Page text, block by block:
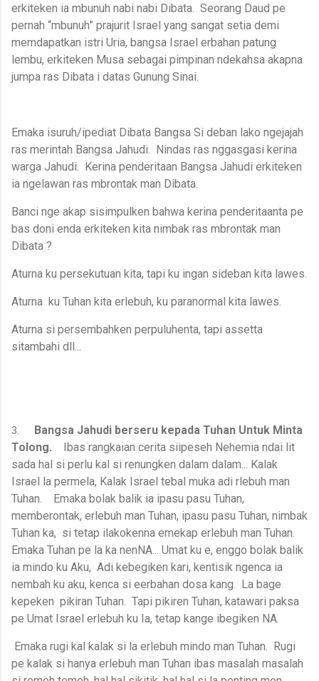
erkiteken ia mbunuh nabi nabi Dibata. Seorang Daud pe
pernah “mbunuh” prajurit Israel yang sangat setia demi
memdapatkan istri Uria, bangsa Israel erbahan patung
lembu, erkiteken Musa sebagai pimpinan ndekahsa akapna
jumpa ras Dibata i datas Gunung Sinai.
Emaka isuruh/ipediat Dibata Bangsa Si deban lako ngejajah
ras merintah Bangsa Jahudi. Nindas ras nggasgasi kerina
warga Jahudi. Kerina penderitaan Bangsa Jahudi erkiteken
ia ngelawan ras mbrontak man Dibata.
Banci nge akap sisimpulken bahwa kerina penderitaanta pe
bas doni enda erkiteken kita nimbak ras mbrontak man
Dibata ?
Aturna ku persekutuan kita, tapi ku ingan sideban kita lawes.
Aturna ku Tuhan kita erlebuh, ku paranormal kita lawes.
Aturna si persembahken perpuluhenta, tapi assetta
sitambahi dll...
3.
Bangsa Jahudi berseru kepada Tuhan Untuk Minta
Tolong. Ibas rangkaian cerita siipeseh Nehemia ndai lit
sada hal si perlu kal si renungken dalam dalam... Kalak
Israel la permela, Kalak Israel tebal muka adi rlebuh man
Tuhan. Emaka bolak balik ia ipasu pasu Tuhan,
memberontak, erlebuh man Tuhan, ipasu pasu Tuhan, nimbak
Tuhan ka, si tetap ilakokenna emekap erlebuh man Tuhan.
Emaka Tuhan pe la ka nenNA... Umat ku e, enggo bolak balik
ia mindo ku Aku, Adi kebegiken kari, kentisik ngenca ia
nembah ku aku, kenca si eerbahan dosa kang. La bage
kepeken pikiran Tuhan. Tapi pikiren Tuhan, katawari paksa
pe Umat Israel erlebuh ku Ia, tetap kange ibegiken NA.
Emaka rugi kal kalak si la erlebuh mindo man Tuhan. Rugi
pe kalak si hanya erlebuh man Tuhan ibas masalah masalah